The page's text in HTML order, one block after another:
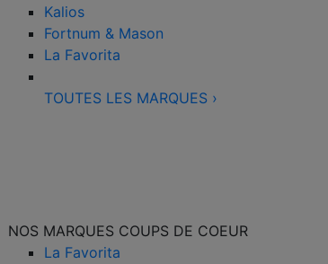
Kalios
Fortnum & Mason
La Favorita
TOUTES LES MARQUES ›
NOS MARQUES COUPS DE COEUR
La Favorita